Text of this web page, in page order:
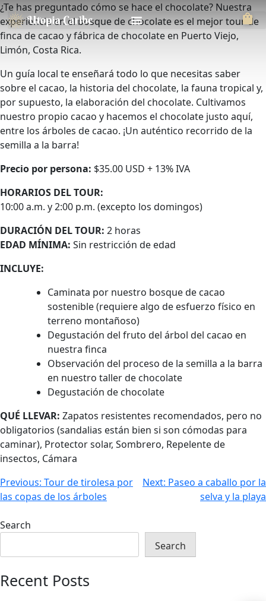
¿Te has preguntado cómo se hace el chocolate? Nuestra
experiencia en el bosque de chocolate es el mejor tour de
finca de cacao y fábrica de chocolate en Puerto Viejo,
Limón, Costa Rica.
Un guía local te enseñará todo lo que necesitas saber
sobre el cacao, la historia del chocolate, la fauna tropical y,
por supuesto, la elaboración del chocolate. Cultivamos
nuestro propio cacao y hacemos el chocolate justo aquí,
entre los árboles de cacao. ¡Un auténtico recorrido de la
semilla a la barra!
Precio por persona: $35.00 USD + 13% IVA
HORARIOS DEL TOUR:
10:00 a.m. y 2:00 p.m. (excepto los domingos)
DURACIÓN DEL TOUR: 2 horas
EDAD MÍNIMA: Sin restricción de edad
INCLUYE:
Caminata por nuestro bosque de cacao
sostenible (requiere algo de esfuerzo físico en
terreno montañoso)
Degustación del fruto del árbol del cacao en
nuestra finca
Observación del proceso de la semilla a la barra
en nuestro taller de chocolate
Degustación de chocolate
QUÉ LLEVAR: Zapatos resistentes recomendados, pero no
obligatorios (sandalias están bien si son cómodas para
caminar), Protector solar, Sombrero, Repelente de
insectos, Cámara
Previous: Tour de tirolesa por
las copas de los árboles
Next: Paseo a caballo por la
selva y la playa
Search
Search
Recent Posts